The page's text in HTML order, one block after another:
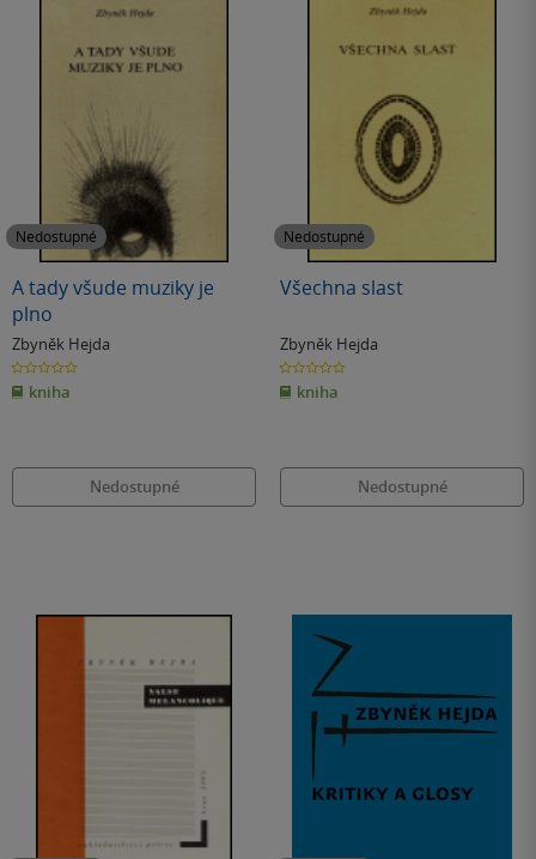
Nedostupné
A tady všude muziky je
plno
Zbyněk Hejda
0.0
z
5
hvězdiček
kniha
Nedostupné
Nedostupné
Všechna slast
Zbyněk Hejda
0.0
z
5
hvězdiček
kniha
Nedostupné